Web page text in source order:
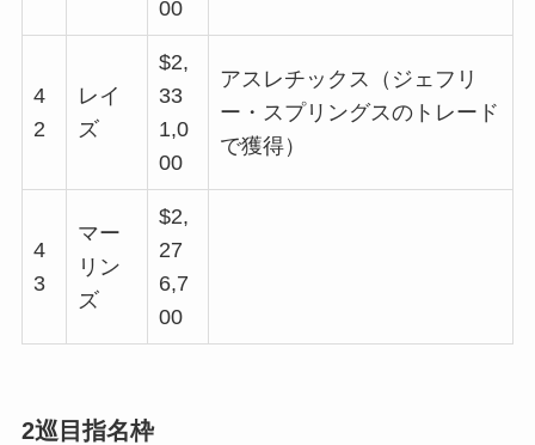
00
4
2
レイ
ズ
$2,
33
1,0
00
アスレチックス（ジェフリ
ー・スプリングスのトレード
で獲得）
4
3
マー
リン
ズ
$2,
27
6,7
00
2巡目指名枠